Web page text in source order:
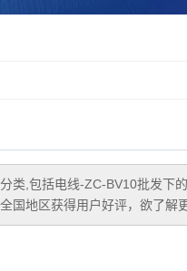
类,包括电线-ZC-BV10批发下
国地区获得用户好评，欲了解